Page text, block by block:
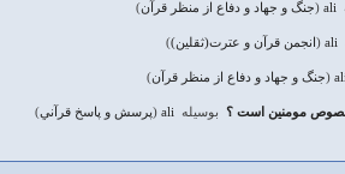
ali
(جنگ و جهاد و دفاع از منظر قرآن)
ali
(انجمن قرآن و عترت(ثقلین))
ali
(جنگ و جهاد و دفاع از منظر قرآن)
مومنين است ؟ بوسیله ali
(پرسش و پاسخ قرآني)